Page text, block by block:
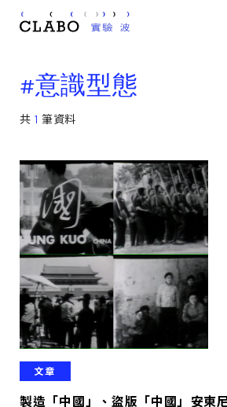
#意識型態
共 1 筆資料
文章
製造「中國」、盜版「中國」――安東